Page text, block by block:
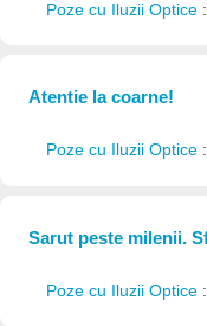
Poze cu Iluzii Optice
Atentie la coarne!
Poze cu Iluzii Optice
Sarut peste milenii.
Poze cu Iluzii Optice